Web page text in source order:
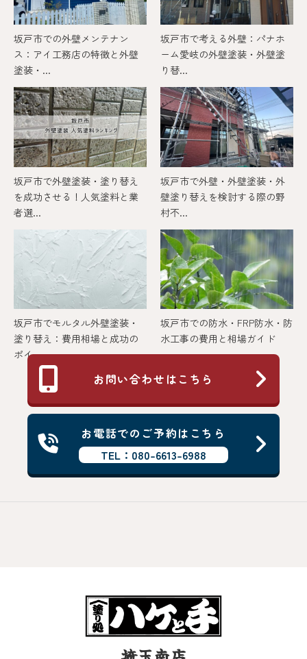
坂戸市での外壁メンテナン
ス：アイ工務店の特徴と外壁
塗装・...
坂戸市で考える外壁：パナホ
ーム愛岐の外壁塗装・外壁塗
り替...
坂戸市で外壁塗装・塗り替え
を成功させる！人気塗料と業
者選...
坂戸市で外壁・外壁塗装・外
壁塗り替えを検討する際の野
村不...
坂戸市でモルタル外壁塗装・
塗り替え：費用相場と成功の
ポイ...
坂戸市での防水・FRP防水・防
水工事の費用と相場ガイド
お問い合わせはこちら
お電話でのご予約はこちら
TEL：080-6613-6988